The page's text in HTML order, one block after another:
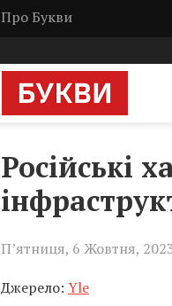
Про Букви
Російські
П’ятниця, 6 Жовтня,
Джерело: Yle